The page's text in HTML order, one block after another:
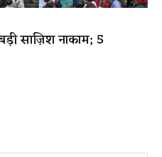
साज़िश नाकाम; 5